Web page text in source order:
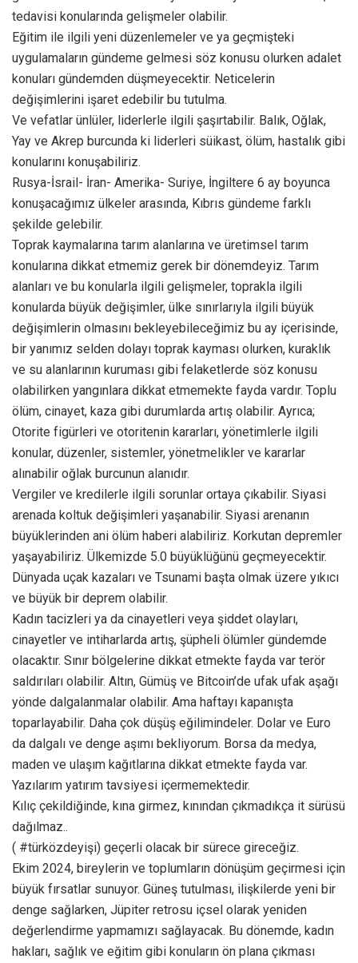
tedavisi konularında gelişmeler olabilir.
Eğitim ile ilgili yeni düzenlemeler ve ya geçmişteki
uygulamaların gündeme gelmesi söz konusu olurken adalet
konuları gündemden düşmeyecektir. Neticelerin
değişimlerini işaret edebilir bu tutulma.
Ve vefatlar ünlüler, liderlerle ilgili şaşırtabilir. Balık, Oğlak,
Yay ve Akrep burcunda ki liderleri süikast, ölüm, hastalık gibi
konularını konuşabiliriz.
Rusya-İsrail- İran- Amerika- Suriye, İngiltere 6 ay boyunca
konuşacağımız ülkeler arasında, Kıbrıs gündeme farklı
şekilde gelebilir.
Toprak kaymalarına tarım alanlarına ve üretimsel tarım
konularına dikkat etmemiz gerek bir dönemdeyiz. Tarım
alanları ve bu konularla ilgili gelişmeler, toprakla ilgili
konularda büyük değişimler, ülke sınırlarıyla ilgili büyük
değişimlerin olmasını bekleyebileceğimiz bu ay içerisinde,
bir yanımız selden dolayı toprak kayması olurken, kuraklık
ve su alanlarının kuruması gibi felaketlerde söz konusu
olabilirken yangınlara dikkat etmemekte fayda vardır. Toplu
ölüm, cinayet, kaza gibi durumlarda artış olabilir. Ayrıca;
Otorite figürleri ve otoritenin kararları, yönetimlerle ilgili
konular, düzenler, sistemler, yönetmelikler ve kararlar
alınabilir oğlak burcunun alanıdır.
Vergiler ve kredilerle ilgili sorunlar ortaya çıkabilir. Siyasi
arenada koltuk değişimleri yaşanabilir. Siyasi arenanın
büyüklerinden ani ölüm haberi alabiliriz. Korkutan depremler
yaşayabiliriz. Ülkemizde 5.0 büyüklüğünü geçmeyecektir.
Dünyada uçak kazaları ve Tsunami başta olmak üzere yıkıcı
ve büyük bir deprem olabilir.
Kadın tacizleri ya da cinayetleri veya şiddet olayları,
cinayetler ve intiharlarda artış, şüpheli ölümler gündemde
olacaktır. Sınır bölgelerine dikkat etmekte fayda var terör
saldırıları olabilir. Altın, Gümüş ve Bitcoin’de ufak ufak aşağı
yönde dalgalanmalar olabilir. Ama haftayı kapanışta
toparlayabilir. Daha çok düşüş eğilimindeler. Dolar ve Euro
da dalgalı ve denge aşımı bekliyorum. Borsa da medya,
maden ve ulaşım kağıtlarına dikkat etmekte fayda var.
Yazılarım yatırım tavsiyesi içermemektedir.
Kılıç çekildiğinde, kına girmez, kınından çıkmadıkça it sürüsü
dağılmaz..
( #türközdeyişi) geçerli olacak bir sürece gireceğiz.
Ekim 2024, bireylerin ve toplumların dönüşüm geçirmesi için
büyük fırsatlar sunuyor. Güneş tutulması, ilişkilerde yeni bir
denge sağlarken, Jüpiter retrosu içsel olarak yeniden
değerlendirme yapmamızı sağlayacak. Bu dönemde, kadın
hakları, sağlık ve eğitim gibi konuların ön plana çıkması